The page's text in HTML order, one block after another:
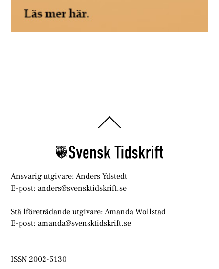
To
Ansvarig utgivare: Anders Ydstedt
E-post: anders@svensktidskrift.se
Ställföreträdande utgivare: Amanda Wollstad
E-post: amanda@svensktidskrift.se
ISSN 2002-5130